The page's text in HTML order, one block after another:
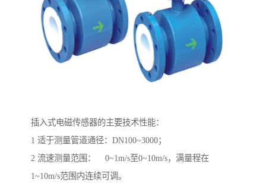
插入式电磁传感器的主要技术性能：
1 适于测量管道通径：DN100~3000；
2 流速测量范围： 0~1m/s至0~10m/s，满量程在
1~10m/s范围内连续可调。